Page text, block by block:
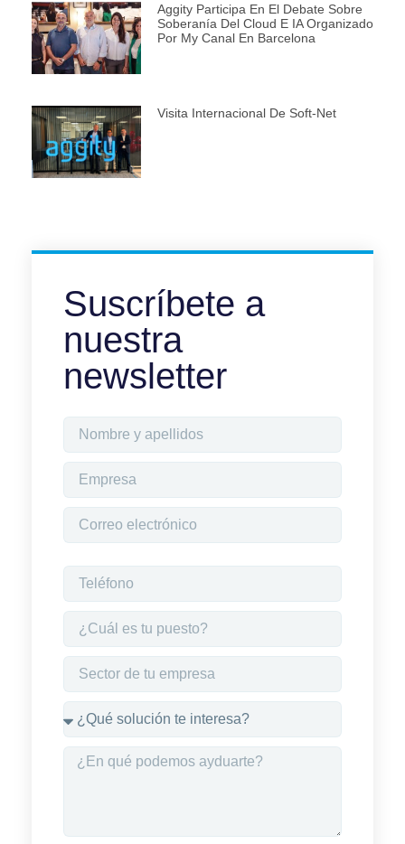
Aggity Participa En El Debate Sobre
Soberanía Del Cloud E IA Organizado
Por My Canal En Barcelona
Visita Internacional De Soft-Net
Suscríbete a
nuestra
newsletter